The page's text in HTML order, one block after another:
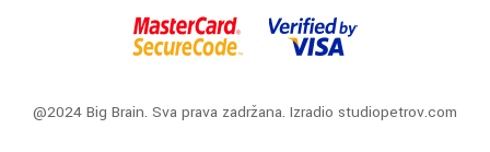
@2024 Big Brain. Sva prava zadržana. Izradio studiopetrov.com